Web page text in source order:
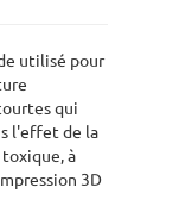
utilisé pour
qui
l'effet de la
à
3D